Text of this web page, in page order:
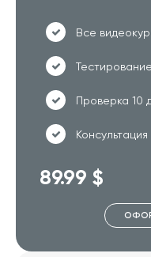
Все
Проверка 10
89.99 $